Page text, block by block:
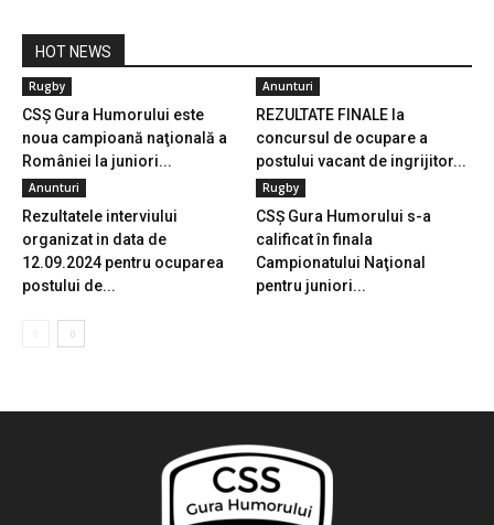
HOT NEWS
Rugby
CSŞ Gura Humorului este
noua campioană naţională a
României la juniori...
Anunturi
REZULTATE FINALE la
concursul de ocupare a
postului vacant de ingrijitor...
Anunturi
Rezultatele interviului
organizat in data de
12.09.2024 pentru ocuparea
postului de...
Rugby
CSŞ Gura Humorului s-a
calificat în finala
Campionatului Naţional
pentru juniori...